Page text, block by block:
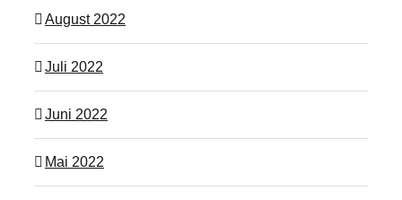
August 2022
Juli 2022
Juni 2022
Mai 2022